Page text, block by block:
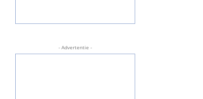
- Advertentie -